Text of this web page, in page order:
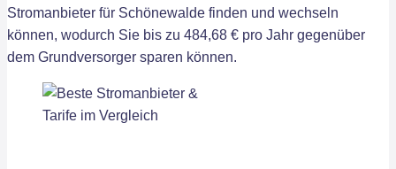
Stromanbieter für Schönewalde finden und wechseln
können, wodurch Sie bis zu 484,68 € pro Jahr gegenüber
dem Grundversorger sparen können.